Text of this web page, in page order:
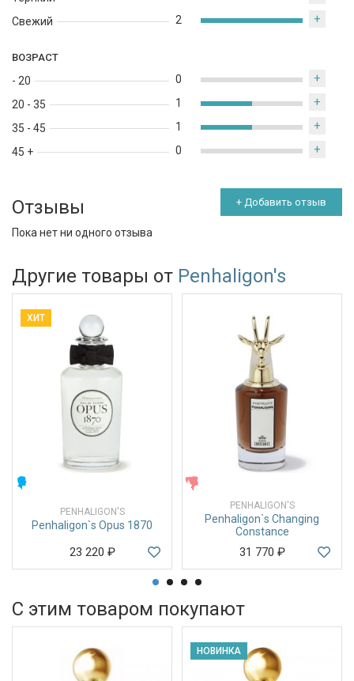
Свежий
2 +
ВОЗРАСТ
- 20
20 - 35
35 - 45
45 +
0 +
1 +
1 +
0 +
Отзывы + Добавить отзыв
Пока нет ни одного отзыва
Другие товары от Penhaligon's
ХИТ
PENHALIGON'S
Penhaligon`s Opus 1870
23 220 ₽
PENHALIGON'S
Penhaligon`s Changing
Constance
31 770 ₽
С этим товаром покупают
НОВИНКА